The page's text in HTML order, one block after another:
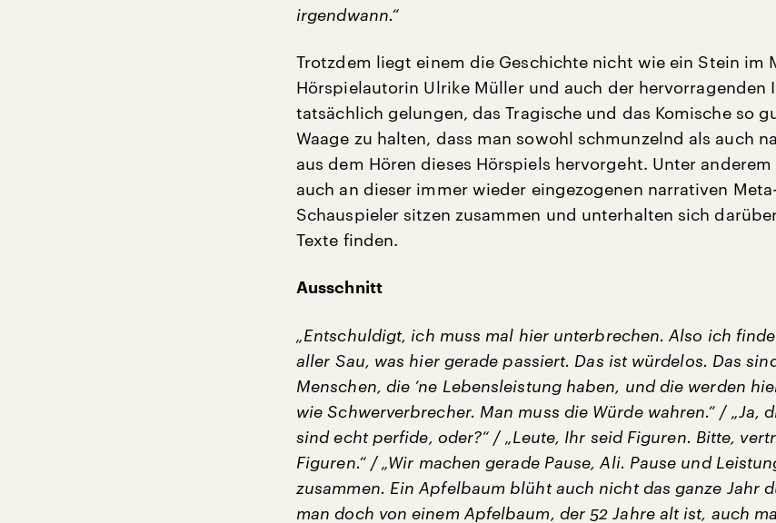
irgendwann.“
Trotzdem liegt einem die Geschichte nicht wie ein Stein im
Hörspielautorin Ulrike Müller und auch der hervorragenden
tatsächlich gelungen, das Tragische und das Komische so
Waage zu halten, dass man sowohl schmunzelnd als auch
aus dem Hören dieses Hörspiels hervorgeht. Unter
auch an dieser immer wieder eingezogenen narrativen
Schauspieler sitzen zusammen und unterhalten sich
Texte finden.
Ausschnitt
„Entschuldigt, ich muss mal hier unterbrechen. Also ich
aller Sau, was hier gerade passiert. Das ist würdelos. Das
Menschen, die ‘ne Lebensleistung haben, und die werden
wie Schwerverbrecher. Man muss die Würde wahren.“ / „Ja,
sind echt perfide, oder?“ / „Leute, Ihr seid Figuren. Bitte,
Figuren.“ / „Wir machen gerade Pause, Ali. Pause und
zusammen. Ein Apfelbaum blüht auch nicht das ganze Jahr
man doch von einem Apfelbaum, der 52 Jahre alt ist, auch